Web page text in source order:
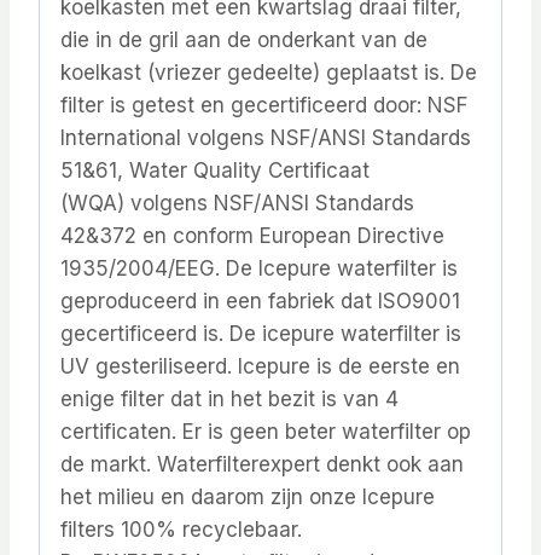
koelkasten met een kwartslag draai filter,
die in de gril aan de onderkant van de
koelkast (vriezer gedeelte) geplaatst is. De
filter is getest en gecertificeerd door: NSF
International volgens NSF/ANSI Standards
51&61, Water Quality Certificaat
(WQA) volgens NSF/ANSI Standards
42&372 en conform European Directive
1935/2004/EEG. De Icepure waterfilter is
geproduceerd in een fabriek dat ISO9001
gecertificeerd is. De icepure waterfilter is
UV gesteriliseerd. Icepure is de eerste en
enige filter dat in het bezit is van 4
certificaten. Er is geen beter waterfilter op
de markt. Waterfilterexpert denkt ook aan
het milieu en daarom zijn onze Icepure
filters 100% recyclebaar.